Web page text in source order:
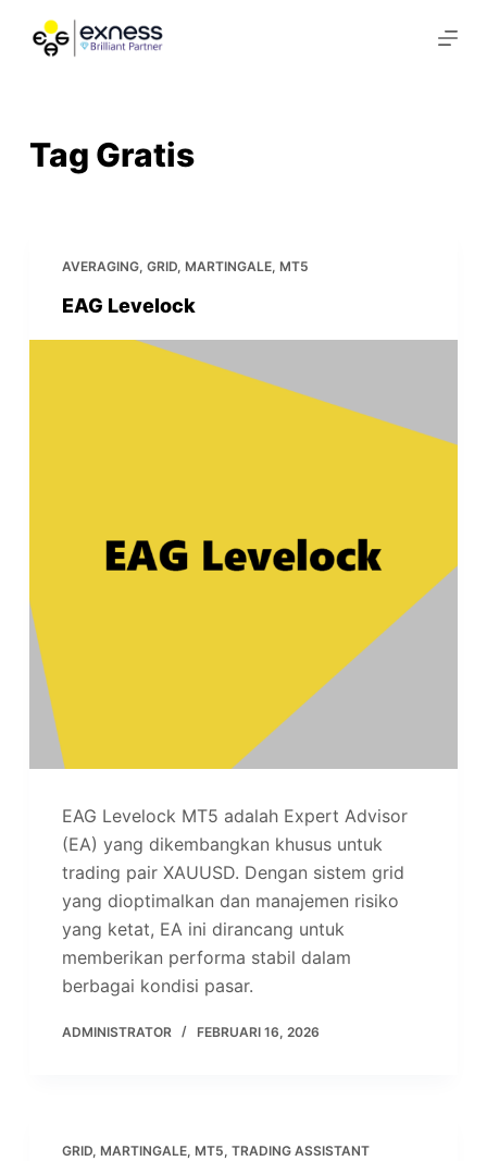
n
Tag Gratis
AVERAGING, GRID, MARTINGALE, MT5
EAG Levelock
EAG Levelock MT5 adalah Expert Advisor
(EA) yang dikembangkan khusus untuk
trading pair XAUUSD. Dengan sistem grid
yang dioptimalkan dan manajemen risiko
yang ketat, EA ini dirancang untuk
memberikan performa stabil dalam
berbagai kondisi pasar.
ADMINISTRATOR FEBRUARI 16, 2026
GRID, MARTINGALE, MT5, TRADING ASSISTANT